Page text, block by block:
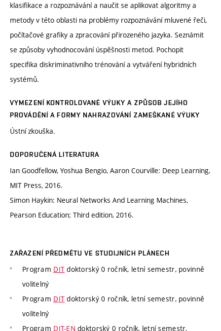
klasifikace a rozpoznávání a naučit se aplikovat algoritmy a
metody v této oblasti na problémy rozpoznávání mluvené řeči,
počítačové grafiky a zpracování přirozeného jazyka. Seznámit
se způsoby vyhodnocování úspěšnosti metod. Pochopit
specifika diskriminativního trénování a vytváření hybridních
systémů.
VYMEZENÍ KONTROLOVANÉ VÝUKY A ZPŮSOB JEJÍHO
PROVÁDĚNÍ A FORMY NAHRAZOVÁNÍ ZAMEŠKANÉ VÝUKY
Ústní zkouška.
DOPORUČENÁ LITERATURA
Ian Goodfellow, Yoshua Bengio, Aaron Courville: Deep Learning,
MIT Press, 2016.
Simon Haykin: Neural Networks And Learning Machines,
Pearson Education; Third edition, 2016.
ZAŘAZENÍ PŘEDMĚTU VE STUDIJNÍCH PLÁNECH
Program DIT doktorský 0 ročník, letní semestr, povinně
volitelný
Program DIT doktorský 0 ročník, letní semestr, povinně
volitelný
Program DIT-EN doktorský 0 ročník, letní semestr,